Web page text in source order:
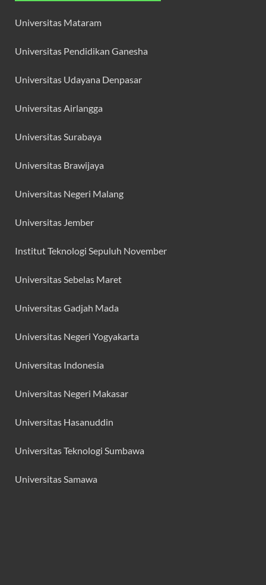
Universitas Mataram
Universitas Pendidikan Ganesha
Universitas Udayana Denpasar
Universitas Airlangga
Universitas Surabaya
Universitas Brawijaya
Universitas Negeri Malang
Universitas Jember
Institut Teknologi Sepuluh November
Universitas Sebelas Maret
Universitas Gadjah Mada
Universitas Negeri Yogyakarta
Universitas Indonesia
Universitas Negeri Makasar
Universitas Hasanuddin
Universitas Teknologi Sumbawa
Universitas Samawa